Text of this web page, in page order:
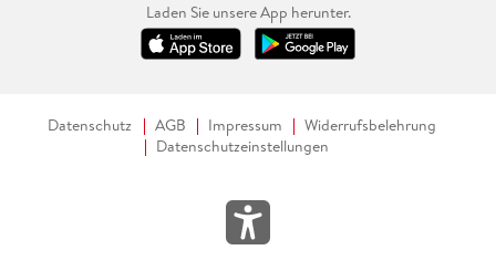
Laden Sie unsere App herunter.
Datenschutz AGB Impressum
Widerrufsbelehrung
Datenschutzeinstellungen